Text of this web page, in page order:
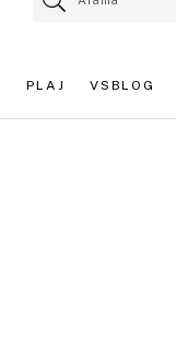
PLAJ VSBLOG